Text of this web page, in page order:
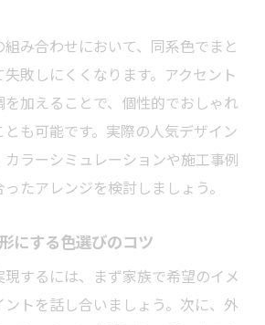
み合わせにおいて、同系色でまと
敗しにくくなります。アクセント
加えることで、個性的でおしゃれ
も可能です。実際の人気デザイン
ラーシミュレーションや施工事例
たアレンジを検討しましょう。
にする色選びのコツ
するには、まず家族で希望のイメ
トを話し合いましょう。次に、外